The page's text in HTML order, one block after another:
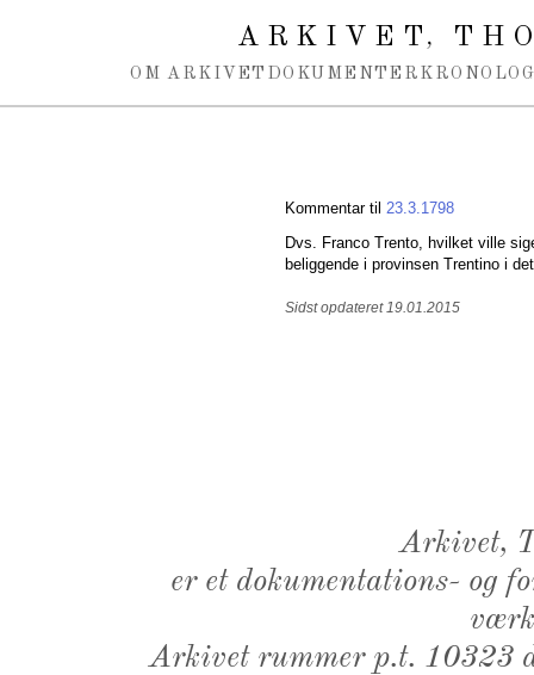
ARKIVET,
OM ARKIVET DOKUMENTER
Kommentar til 23.3.1798
Dvs. Franco Trento, hvilket ville
beliggende i provinsen Trentino i
Sidst opdateret 19.01.2015
Arkivet,
er et dokumentations- og
Arkivet rummer p.t. 10323